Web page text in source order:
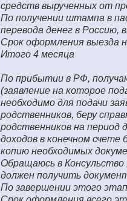
средств вырученных от
По получении штампа в
перевода денег в Россию,
Срок оформления выезда
Итого 4 месяца
По прибытии в РФ,
(заявление на которое
необходимо для подачи
родственников, беру
родственников на период
доходов в конечном
копию необходимых
Обращаюсь в Консульство
должен получить
По завершении этого